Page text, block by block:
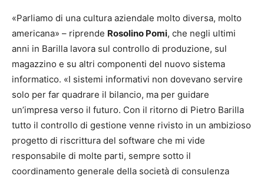
«Parliamo di una cultura aziendale molto diversa, molto
americana» – riprende Rosolino Pomi, che negli ultimi
anni in Barilla lavora sul controllo di produzione, sul
magazzino e su altri componenti del nuovo sistema
informatico. «I sistemi informativi non dovevano servire
solo per far quadrare il bilancio, ma per guidare
un’impresa verso il futuro. Con il ritorno di Pietro Barilla
tutto il controllo di gestione venne rivisto in un ambizioso
progetto di riscrittura del software che mi vide
responsabile di molte parti, sempre sotto il
coordinamento generale della società di consulenza